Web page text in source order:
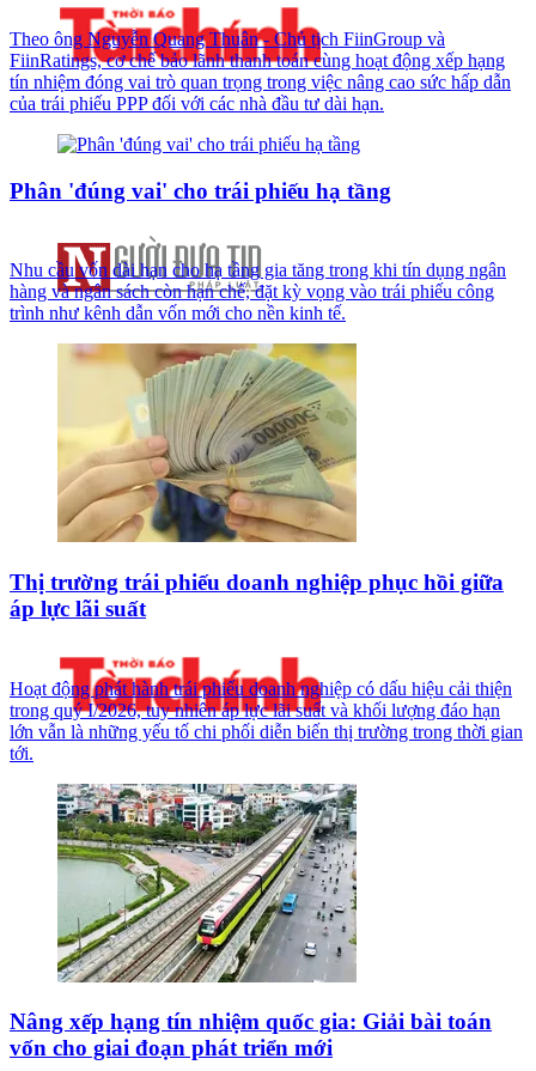
Theo ông Nguyễn Quang Thuân - Chủ tịch FiinGroup và
FiinRatings, cơ chế bảo lãnh thanh toán cùng hoạt động xếp hạng
tín nhiệm đóng vai trò quan trọng trong việc nâng cao sức hấp dẫn
của trái phiếu PPP đối với các nhà đầu tư dài hạn.
Phân 'đúng vai' cho trái phiếu hạ tầng
Nhu cầu vốn dài hạn cho hạ tầng gia tăng trong khi tín dụng ngân
hàng và ngân sách còn hạn chế, đặt kỳ vọng vào trái phiếu công
trình như kênh dẫn vốn mới cho nền kinh tế.
Thị trường trái phiếu doanh nghiệp phục hồi giữa
áp lực lãi suất
Hoạt động phát hành trái phiếu doanh nghiệp có dấu hiệu cải thiện
trong quý I/2026, tuy nhiên áp lực lãi suất và khối lượng đáo hạn
lớn vẫn là những yếu tố chi phối diễn biến thị trường trong thời gian
tới.
Nâng xếp hạng tín nhiệm quốc gia: Giải bài toán
vốn cho giai đoạn phát triển mới